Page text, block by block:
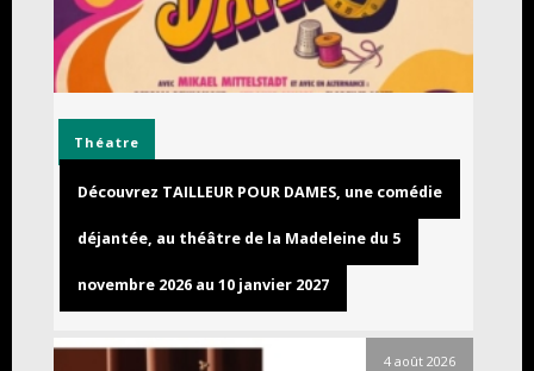
Théatre
Découvrez TAILLEUR POUR DAMES, une comédie
déjantée, au théâtre de la Madeleine du 5
novembre 2026 au 10 janvier 2027
4 août 2026